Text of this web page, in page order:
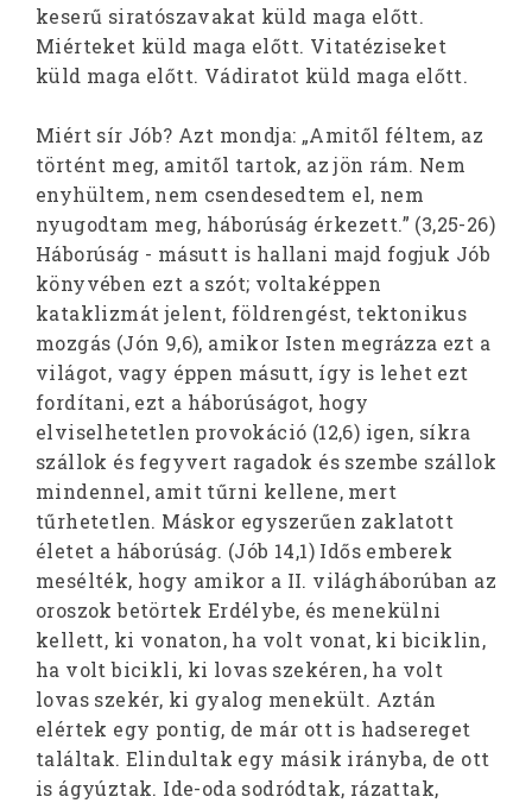
keserű siratószavakat küld maga előtt.
Miérteket küld maga előtt. Vitatéziseket
küld maga előtt. Vádiratot küld maga előtt.
Miért sír Jób? Azt mondja: „Amitől féltem, az
történt meg, amitől tartok, az jön rám. Nem
enyhültem, nem csendesedtem el, nem
nyugodtam meg, háborúság érkezett.” (3,25-26)
Háborúság - másutt is hallani majd fogjuk Jób
könyvében ezt a szót; voltaképpen
kataklizmát jelent, földrengést, tektonikus
mozgás (Jón 9,6), amikor Isten megrázza ezt a
világot, vagy éppen másutt, így is lehet ezt
fordítani, ezt a háborúságot, hogy
elviselhetetlen provokáció (12,6) igen, síkra
szállok és fegyvert ragadok és szembe szállok
mindennel, amit tűrni kellene, mert
tűrhetetlen. Máskor egyszerűen zaklatott
életet a háborúság. (Jób 14,1) Idős emberek
mesélték, hogy amikor a II. világháborúban az
oroszok betörtek Erdélybe, és menekülni
kellett, ki vonaton, ha volt vonat, ki biciklin,
ha volt bicikli, ki lovas szekéren, ha volt
lovas szekér, ki gyalog menekült. Aztán
elértek egy pontig, de már ott is hadsereget
találtak. Elindultak egy másik irányba, de ott
is ágyúztak. Ide-oda sodródtak, rázattak,